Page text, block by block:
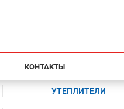
КОНТАКТЫ
УТЕПЛИТЕЛИ